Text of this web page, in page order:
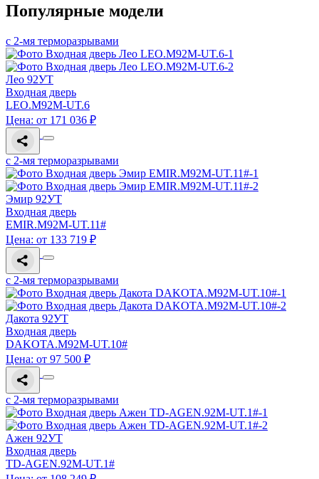
Популярные модели
с 2-мя терморазрывами
Лео 92УТ
Входная дверь
LEO.M92M-UT.6
Цена: от 171 036 ₽
с 2-мя терморазрывами
Эмир 92УТ
Входная дверь
EMIR.M92M-UT.11#
Цена: от 133 719 ₽
с 2-мя терморазрывами
Дакота 92УТ
Входная дверь
DAKOTA.M92M-UT.10#
Цена: от 97 500 ₽
с 2-мя терморазрывами
Ажен 92УТ
Входная дверь
TD-AGEN.92M-UT.1#